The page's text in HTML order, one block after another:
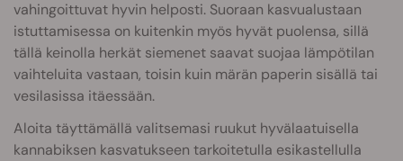
vahingoittuvat hyvin helposti. Suoraan kasvualustaan
istuttamisessa on kuitenkin myös hyvät puolensa, sillä
tällä keinolla herkät siemenet saavat suojaa lämpötilan
vaihteluita vastaan, toisin kuin märän paperin sisällä tai
vesilasissa itäessään.
Aloita täyttämällä valitsemasi ruukut hyvälaatuisella
kannabiksen kasvatukseen tarkoitetulla esikastellulla